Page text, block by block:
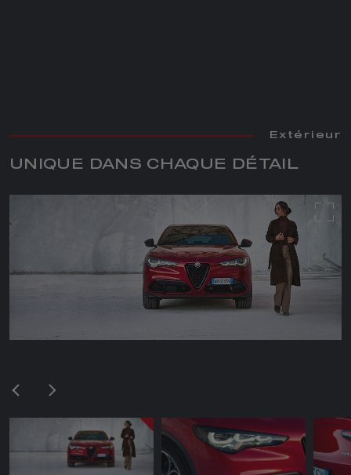
Extérieur
UNIQUE DANS CHAQUE DÉTAIL
Extérieur
Extérieur
Extérieur
Extérieur
Extérieur